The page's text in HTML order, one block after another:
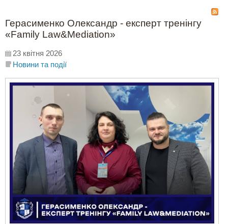
Герасименко Олександр - експерт тренінгу
«Family Law&Mediation»
23 квітня 2026
Новини та події